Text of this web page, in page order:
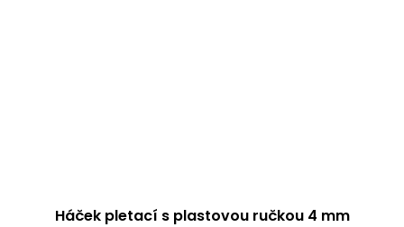
Háček pletací s plastovou ručkou 4 mm